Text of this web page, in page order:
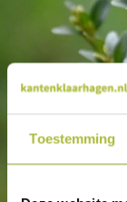
Toestemming